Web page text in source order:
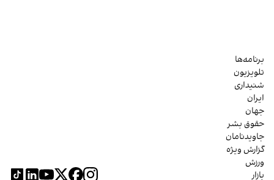
برنامه‌ها
تلویزیون
شنیداری
ایران
جهان
حقوق بشر
جاویدنامان
گزارش ویژه
ورزش
بازار